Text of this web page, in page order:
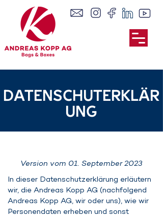
DATENSCHUTERKLÄR
UNG
​Version vom 01. September 2023
In dieser Datenschutzerklärung erläutern
wir, die Andreas Kopp AG (nachfolgend
Andreas Kopp AG, wir oder uns), wie wir
Personendaten erheben und sonst